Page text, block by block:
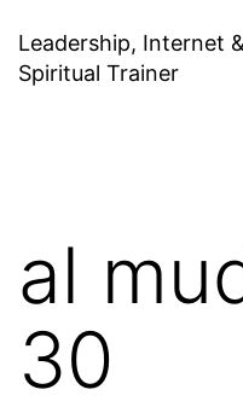
to
Leadership, Internet &
Spiritual Trainer
al
30